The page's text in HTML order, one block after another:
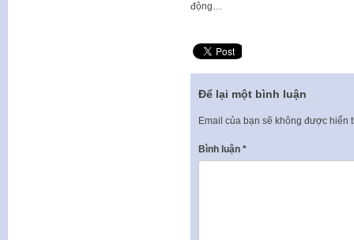
động…
Để lại một bình luận
Email của bạn sẽ không được hiển
Bình luận *